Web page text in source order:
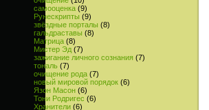
самооценка (9)
Рунескрипты (9)
звёздные порталы (8)
гальдраставы (8)
Матрица (8)
Мистер Эд (7)
зажигание личного сознания (7)
тональ (7)
очищение рода (7)
новый мировой порядок (6)
Язон Масон (6)
Тони Родригес (6)
Хранители (6)